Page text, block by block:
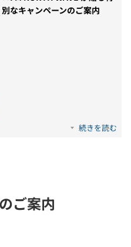
別なキャンペーンのご案内
続きを読む
ご案内